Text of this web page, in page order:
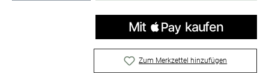
Zum Merkzettel hinzufügen